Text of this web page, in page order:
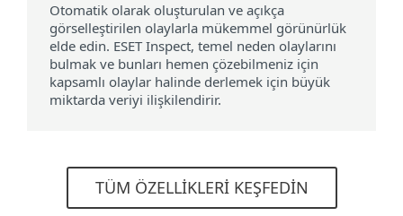
Otomatik olarak oluşturulan ve açıkça
görselleştirilen olaylarla mükemmel görünürlük
elde edin. ESET Inspect, temel neden olaylarını
bulmak ve bunları hemen çözebilmeniz için
kapsamlı olaylar halinde derlemek için büyük
miktarda veriyi ilişkilendirir.
TÜM ÖZELLIKLERI KEŞFEDIN